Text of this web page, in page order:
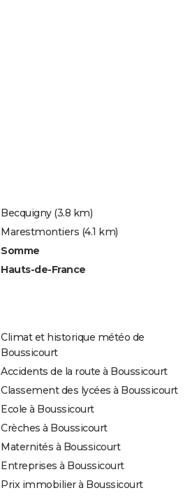
Becquigny (3.8 km)
Marestmontiers (4.1 km)
Somme
Hauts-de-France
Climat et historique météo de
Boussicourt
Accidents de la route à Boussicourt
Classement des lycées à Boussicourt
Ecole à Boussicourt
Crèches à Boussicourt
Maternités à Boussicourt
Entreprises à Boussicourt
Prix immobilier à Boussicourt